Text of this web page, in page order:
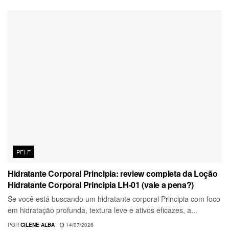
PELE
Hidratante Corporal Principia: review completa da Loção
Hidratante Corporal Principia LH-01 (vale a pena?)
Se você está buscando um hidratante corporal Principia com foco
em hidratação profunda, textura leve e ativos eficazes, a...
POR CILENE ALBA 14/07/2026